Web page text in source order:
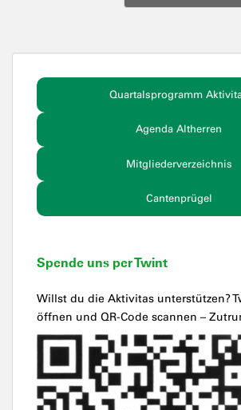
Quartalsprogramm
Agenda Altherren
Mitgliederverzeichnis
Cantenprügel
Spende uns per Twint
Willst du die Aktivitas unterstützen?
öffnen und QR-Code scannen –